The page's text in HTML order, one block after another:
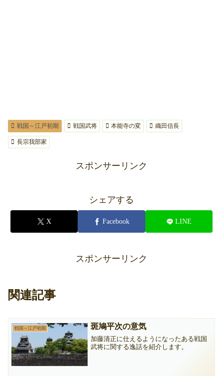
戦国～江戸初期 戦国武将 本能寺の変 織田信長
長宗我部家
スポンサーリンク
シェアする
X Facebook LINE
スポンサーリンク
関連記事
戦国～江戸初期 斑鳩平次の意気
加藤清正に仕えるようになったある戦国
武将に関する逸話を紹介します。